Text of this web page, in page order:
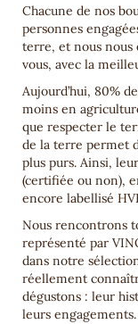
Chacune de nos
personnes
terre, et nous nous
vous, avec la
Aujourd’hui, 80%
moins en
que respecter le
de la terre permet
plus purs. Ainsi,
(certifiée ou non),
encore labellisé
Nous rencontrons
représenté par
dans notre
réellement
dégustons : leur
leurs engagements.